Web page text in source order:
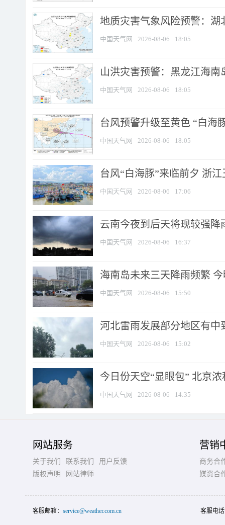
地质灾害气象风险预警：湖
中国天气网 2026-08-06 18:05
山洪灾害预警：黑龙江海
中国天气网 2026-08-06 18:05
台风预警升级至黄色 “白海
中国天气网 2026-08-06 18:05
台风“白海豚”来临前夕 浙
中国天气网 2026-08-06 17:06
云南今夜到后天将现较强降
中国天气网 2026-08-06 16:37
海南岛未来三天降雨频繁
中国天气网 2026-08-06 15:50
河北雷雨发展部分地区有中
中国天气网 2026-08-06 15:02
今日份天空“显眼包” 北京
中国天气网 2026-08-06 14:35
网站服务
关于我们 联系我们
用户反馈
版权声明
网站律师
营销
商务合
媒资合
客服邮箱： service@weather.com.cn 客服电